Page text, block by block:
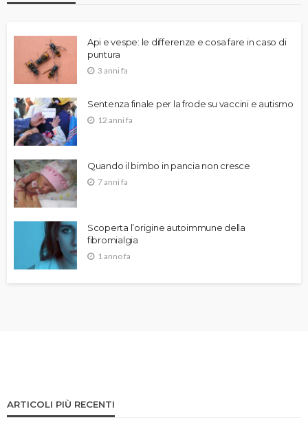
Api e vespe: le differenze e cosa fare in caso di
puntura
3 anni fa
Sentenza finale per la frode su vaccini e autismo
12 anni fa
Quando il bimbo in pancia non cresce
7 anni fa
Scoperta l’origine autoimmune della
fibromialgia
1 anno fa
ARTICOLI PIÙ RECENTI